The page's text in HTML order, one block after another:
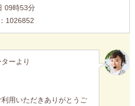
09時53分
1026852
ーより
用いただきありがとうご